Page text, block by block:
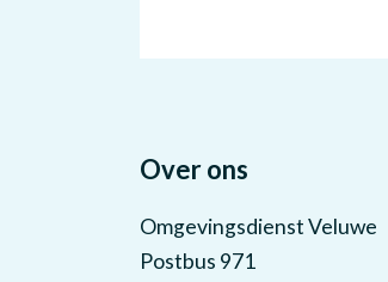
Over ons
Omgevingsdienst Veluwe
Postbus 971